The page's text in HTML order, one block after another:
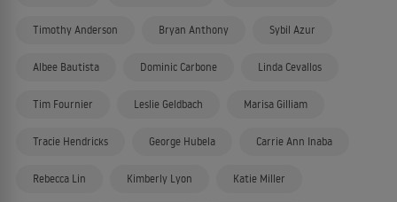
Timothy Anderson Bryan Anthony Sybil Azur
Albee Bautista Dominic Carbone Linda Cevallos
Tim Fournier Leslie Geldbach Marisa Gilliam
Tracie Hendricks George Hubela Carrie Ann Inaba
Rebecca Lin Kimberly Lyon Katie Miller